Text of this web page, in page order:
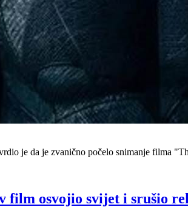
je da je zvanično počelo snimanje filma
osvojio svijet i srušio